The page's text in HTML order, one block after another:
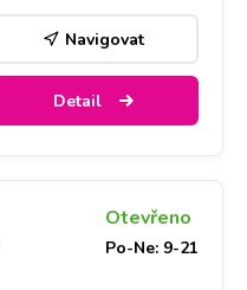
Navigovat
Detail
Otevřeno
Po-Ne: 9-21